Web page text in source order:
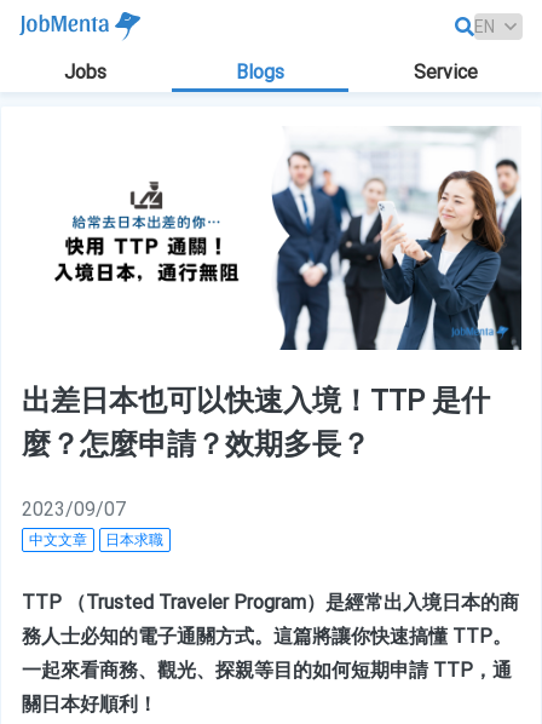
Jobs Blogs Service
出差日本也可以快速入境！TTP 是什
麼？怎麼申請？效期多長？
2023/09/07
中文文章 日本求職
TTP （Trusted Traveler Program）是經常出入境日本的商
務人士必知的電子通關方式。這篇將讓你快速搞懂 TTP。
一起來看商務、觀光、探親等目的如何短期申請 TTP，通
關日本好順利！